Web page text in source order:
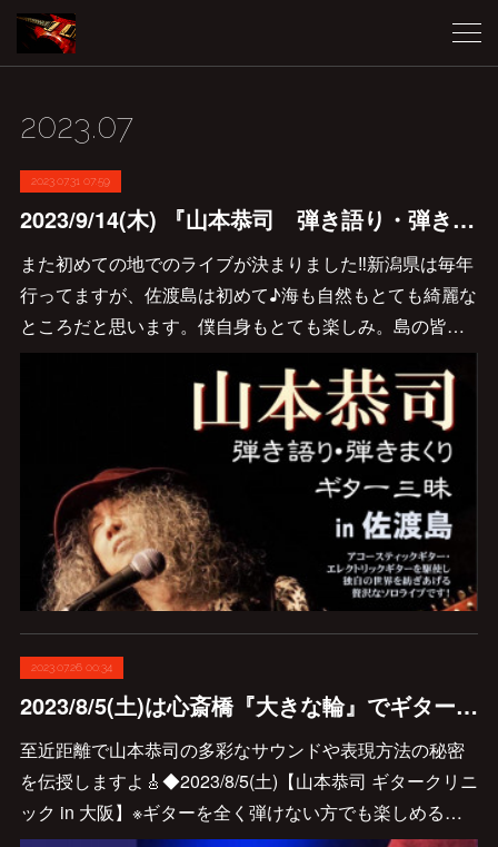
2023.07
2023.07.31 07:59
2023/9/14(木) 『山本恭司 弾き語り・弾きまくりギター三昧 in 佐渡島』決定しました♪
また初めての地でのライブが決まりました‼︎新潟県は毎年
行ってますが、佐渡島は初めて♪海も自然もとても綺麗な
ところだと思います。僕自身もとても楽しみ。島の皆…
2023.07.26 00:34
2023/8/5(土)は心斎橋『大きな輪』でギタークリニック🎸
至近距離で山本恭司の多彩なサウンドや表現方法の秘密
を伝授しますよ🎸◆2023/8/5(土)【山本恭司 ギタークリニ
ック in 大阪】※ギターを全く弾けない方でも楽しめる…